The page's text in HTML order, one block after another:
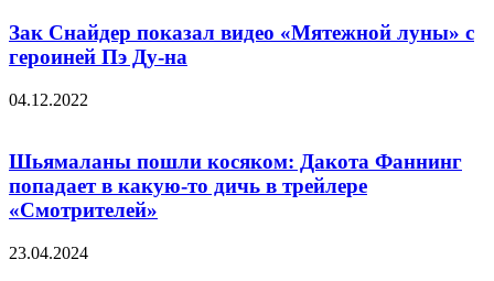
Зак Снайдер показал видео «Мятежной луны» с
героиней Пэ Ду-на
04.12.2022
Шьямаланы пошли косяком: Дакота Фаннинг
попадает в какую-то дичь в трейлере
«Смотрителей»
23.04.2024